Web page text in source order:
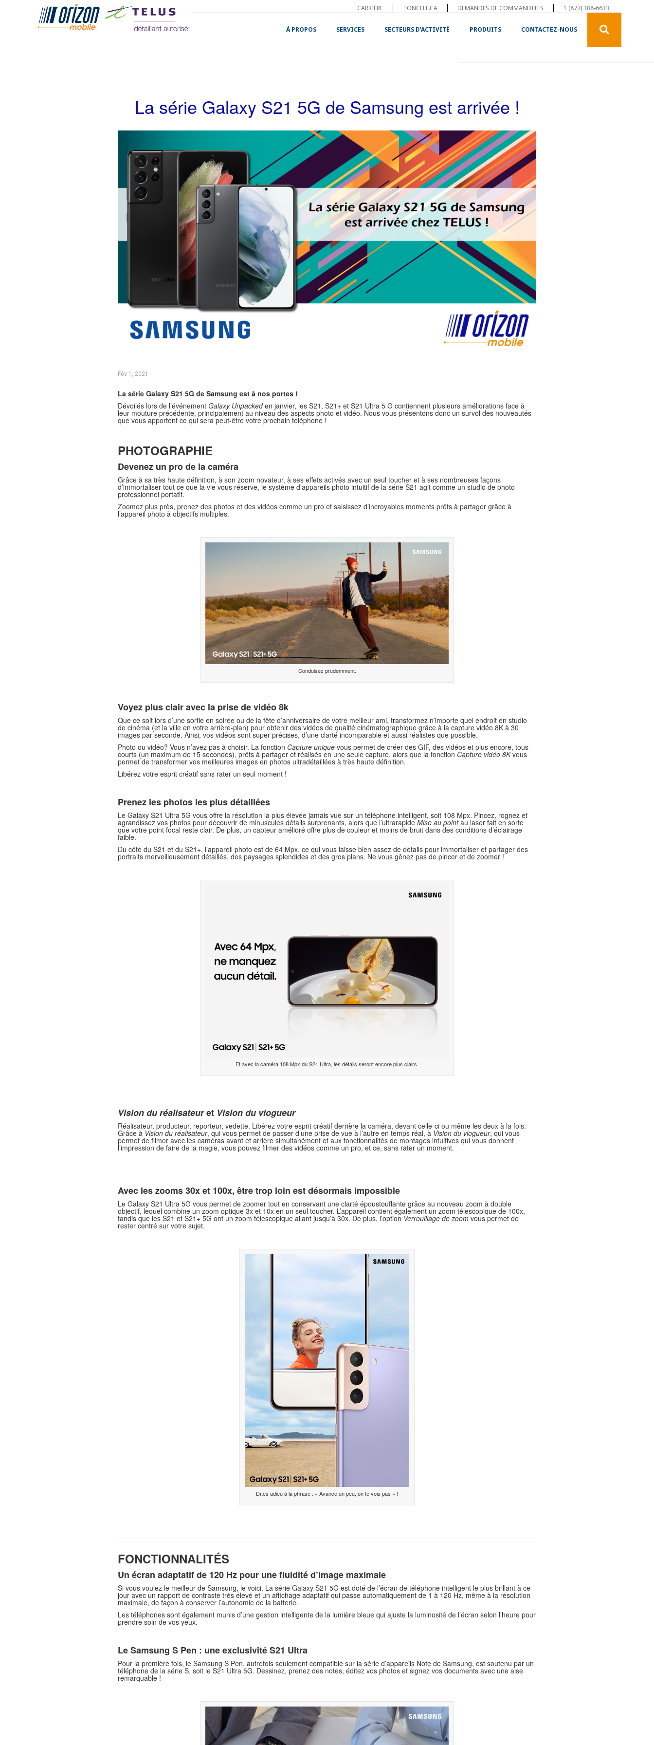
CARRIÈRE TONCELL.CA DEMANDES DE COMMANDITES 1 (877) 388-6633
À PROPOS SERVICES SECTEURS D’ACTIVITÉ PRODUITS CONTACTEZ-NOUS
La série Galaxy S21 5G de Samsung est arrivée !
Fév 1, 2021
La série Galaxy S21 5G de Samsung est à nos portes !
Dévoilés lors de l’événement Galaxy Unpackeden janvier, les S21, S21+ et S21 Ultra 5 G contiennent plusieurs améliorations face à
leur mouture précédente, principalement au niveau des aspects photo et vidéo. Nous vous présentons donc un survol des nouveautés
que vous apportent ce qui sera peut-être votre prochain téléphone !
PHOTOGRAPHIE
Devenez un pro de la caméra
Grâce à sa très haute définition, à son zoom novateur, à ses effets activés avec un seul toucher et à ses nombreuses façons
d’immortaliser tout ce que la vie vous réserve, le système d’appareils photo intuitif de la série S21 agit comme un studio de photo
professionnel portatif.
Zoomez plus près, prenez des photos et des vidéos comme un pro et saisissez d’incroyables moments prêts à partager grâce à
l’appareil photo à objectifs multiples.
Conduisez prudemment.
Voyez plus clair avec la prise de vidéo 8k
Que ce soit lors d’une sortie en soirée ou de la fête d’anniversaire de votre meilleur ami, transformez n’importe quel endroit en studio
de cinéma (et la ville en votre arrière-plan) pour obtenir des vidéos de qualité cinématographique grâce à la capture vidéo 8K à 30
images par seconde. Ainsi, vos vidéos sont super précises, d’une clarté incomparable et aussi réalistes que possible.
Photo ou vidéo? Vous n’avez pas à choisir. La fonction Capture unique vous permet de créer des GIF, des vidéos et plus encore, tous
courts (un maximum de 15 secondes), prêts à partager et réalisés en une seule capture, alors que la fonction Capture vidéo 8Kvous
permet de transformer vos meilleures images en photos ultradétaillées à très haute définition.
Libérez votre esprit créatif sans rater un seul moment !
Prenez les photos les plus détaillées
Le Galaxy S21 Ultra 5G vous offre la résolution la plus élevée jamais vue sur un téléphone intelligent, soit 108 Mpx. Pincez, rognez et
agrandissez vos photos pour découvrir de minuscules détails surprenants, alors que l’ultrarapideMise au pointau laser fait en sorte
que votre point focal reste clair. De plus, un capteur amélioré offre plus de couleur et moins de bruit dans des conditions d’éclairage
faible.
Du côté du S21 et du S21+, l’appareil photo est de 64 Mpx, ce qui vous laisse bien assez de détails pour immortaliser et partager des
portraits merveilleusement détaillés, des paysages splendides et des gros plans. Ne vous gênez pas de pincer et de zoomer !
Et avec la caméra 108 Mpx du S21 Ultra, les détails seront encore plus clairs.
Vision du réalisateuret Vision du vlogueur
Réalisateur, producteur, reporteur, vedette. Libérez votre esprit créatif derrière la caméra, devant celle-ci ou même les deux à la fois.
Grâce à Vision du réalisateur, qui vous permet de passer d’une prise de vue à l’autre en temps réal, à Vision du vlogueur, qui vous
permet de filmer avec les caméras avant et arrière simultanément et aux fonctionnalités de montages intuitives qui vous donnent
l’impression de faire de la magie, vous pouvez filmer des vidéos comme un pro, et ce, sans rater un moment.
Avec les zooms 30x et 100x, être trop loin est désormais impossible
Le Galaxy S21 Ultra 5G vous permet de zoomer tout en conservant une clarté époustouflante grâce au nouveau zoom à double
objectif, lequel combine un zoom optique 3x et 10x en un seul toucher. L’appareil contient également un zoom télescopique de 100x,
tandis que les S21 et S21+ 5G ont un zoom télescopique allant jusqu’à 30x. De plus, l’option Verrouillage de zoom vous permet de
rester centré sur votre sujet.
Dîtes adieu à la phrase : « Avance un peu, on te vois pas » !
FONCTIONNALITÉS
Un écran adaptatif de 120 Hz pour une fluidité d’image maximale
Si vous voulez le meilleur de Samsung, le voici. La série Galaxy S21 5G est doté de l’écran de téléphone intelligent le plus brillant à ce
jour avec un rapport de contraste très élevé et un affichage adaptatif qui passe automatiquement de 1 à 120 Hz, même à la résolution
maximale, de façon à conserver l’autonomie de la batterie.
Les téléphones sont également munis d’une gestion intelligente de la lumière bleue qui ajuste la luminosité de l’écran selon l’heure pour
prendre soin de vos yeux.
Le Samsung S Pen : une exclusivité S21 Ultra
Pour la première fois, le Samsung S Pen, autrefois seulement compatible sur la série d’appareils Note de Samsung, est soutenu par un
téléphone de la série S, soit le S21 Ultra 5G. Dessinez, prenez des notes, éditez vos photos et signez vos documents avec une aise
remarquable !